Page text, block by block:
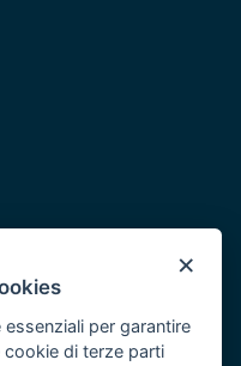
Puglia 2014/2020 -
×
per garantire
di terze parti